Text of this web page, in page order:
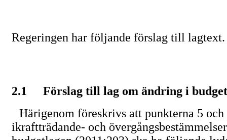
Regeringen har följande förslag till lagtext.
2.1
Förslag till lag om ändring i
Härigenom föreskrivs att punkterna 5
ikraftträdande- och